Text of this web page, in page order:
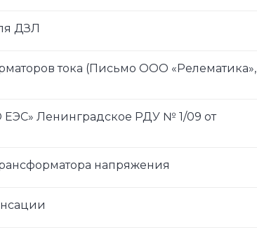
ДЗЛ
тока (Письмо ООО «Релематика»,
Ленинградское РДУ № 1/09 от
напряжения